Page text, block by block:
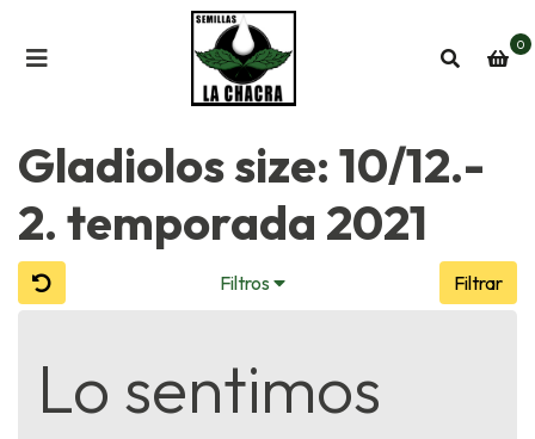
0
Gladiolos size: 10/12.-
2. temporada 2021
Filtros Filtrar
Lo sentimos